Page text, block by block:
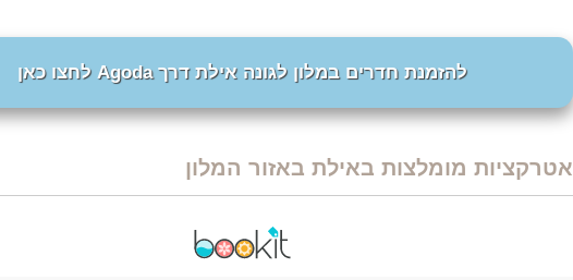
להזמנת חדרים במלון לגונה אילת דרך Agoda לחצו כאן
אטרקציות מומלצות באילת באזור המלון